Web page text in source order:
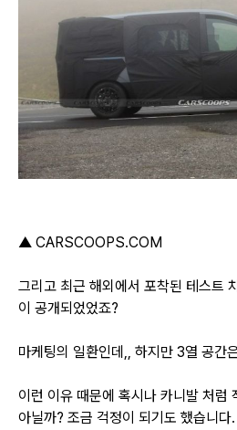
▲ CARSCOOPS.COM
그리고 최근 해외에서 포착된 테스트
이 공개되었었죠?
마케팅의 일환인데,, 하지만 3열 공간
이런 이유 때문에 혹시나 카니발 처럼
아닐까? 조금 걱정이 되기도 했습니다.